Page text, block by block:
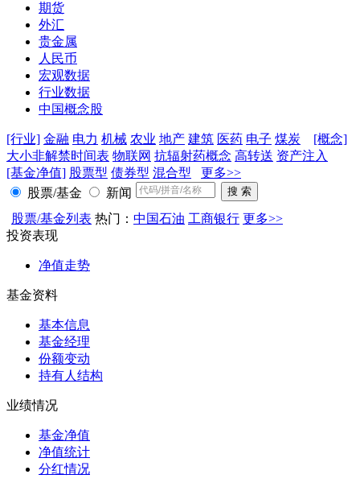
期货
外汇
贵金属
人民币
宏观数据
行业数据
中国概念股
[行业] 金融 电力 机械 农业 地产 建筑 医药 电子 煤炭
[概念]
大小非解禁时间表 物联网 抗辐射药概念 高转送 资产注入
[基金净值] 股票型 债券型 混合型
更多>>
股票/基金
新闻
股票/基金列表 热门： 中国石油 工商银行 更多>>
投资表现
净值走势
基金资料
基本信息
基金经理
份额变动
持有人结构
业绩情况
基金净值
净值统计
分红情况